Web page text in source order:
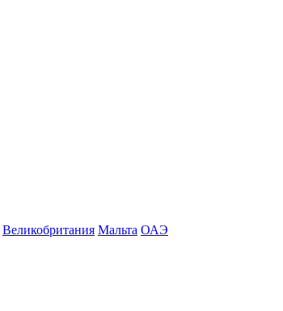
Великобритания Мальта ОАЭ